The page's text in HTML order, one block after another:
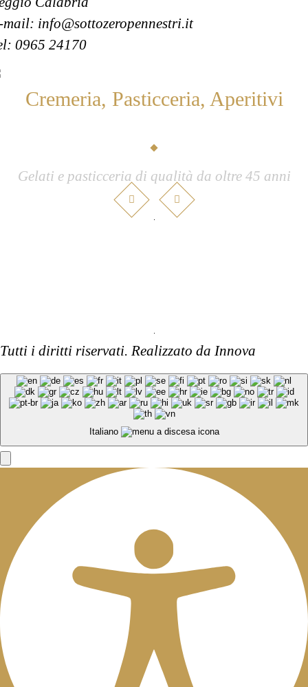
mail: info@sottozeropennestri.it
0965 24170
Cremeria, Pasticceria, Aperitivi
Gelati e pasticceria di qualità da oltre 45 anni
Tutti i diritti riservati. Realizzato da Innova
Italiano